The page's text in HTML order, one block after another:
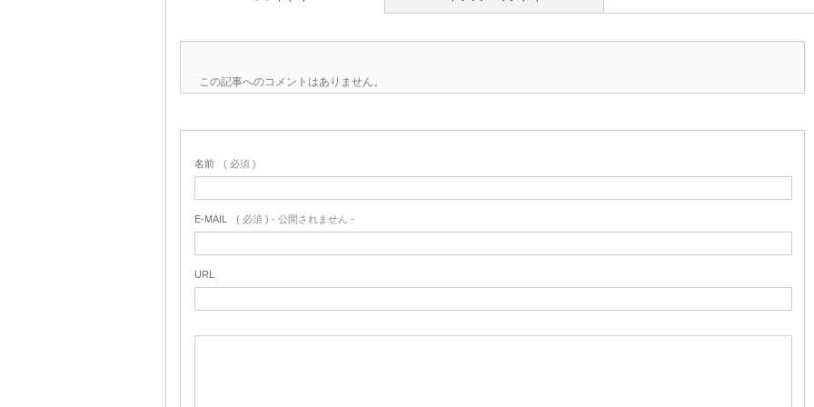
この記事へのコメントはありません。
名前 ( 必須 )
E-MAIL ( 必須 ) - 公開されません -
URL